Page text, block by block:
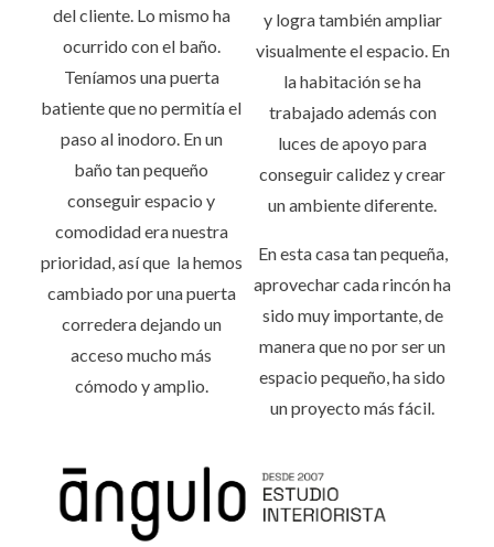
del cliente. Lo mismo ha
ocurrido con el baño.
Teníamos una puerta
batiente que no permitía el
paso al inodoro. En un
baño tan pequeño
conseguir espacio y
comodidad era nuestra
prioridad, así que la hemos
cambiado por una puerta
corredera dejando un
acceso mucho más
cómodo y amplio.
y logra también ampliar
visualmente el espacio. En
la habitación se ha
trabajado además con
luces de apoyo para
conseguir calidez y crear
un ambiente diferente.
En esta casa tan pequeña,
aprovechar cada rincón ha
sido muy importante, de
manera que no por ser un
espacio pequeño, ha sido
un proyecto más fácil.